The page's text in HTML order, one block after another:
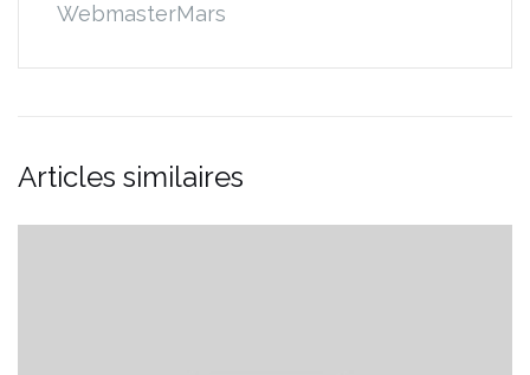
WebmasterMars
Articles similaires